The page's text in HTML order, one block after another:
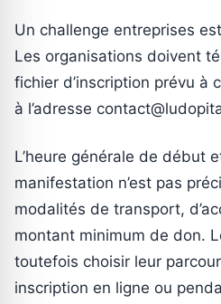
Un challenge entreprises
Les organisations doivent
fichier d’inscription prévu à
à l’adresse
L’heure générale de début
manifestation n’est pas
modalités de transport,
montant minimum de don.
toutefois choisir leur
inscription en ligne ou